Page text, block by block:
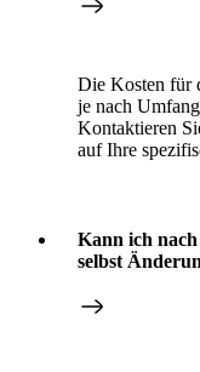
Die Kosten für
je nach
Kontaktieren
auf Ihre
Kann ich
selbst